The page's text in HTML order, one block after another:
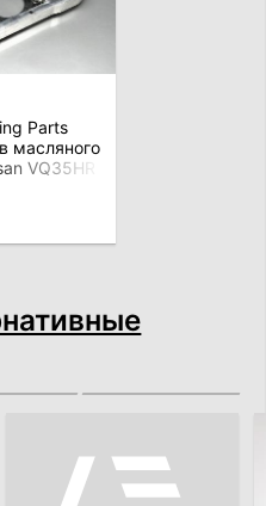
Parts
масляного
VQ35HR